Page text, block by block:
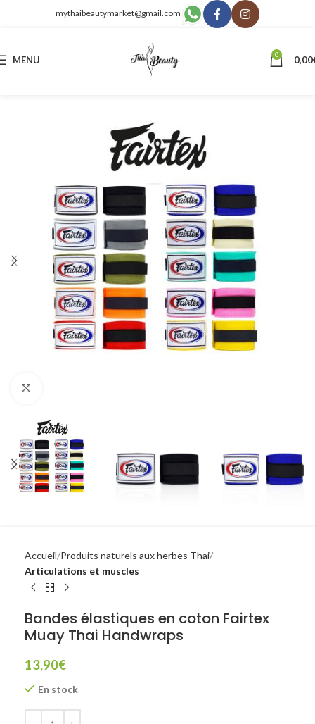
mythaibeautymarket@gmail.com
MENU 0 0,00
Accueil Produits naturels aux herbes Thai
Articulations et muscles
Bandes élastiques en coton Fairtex
Muay Thai Handwraps
13,90€
En stock